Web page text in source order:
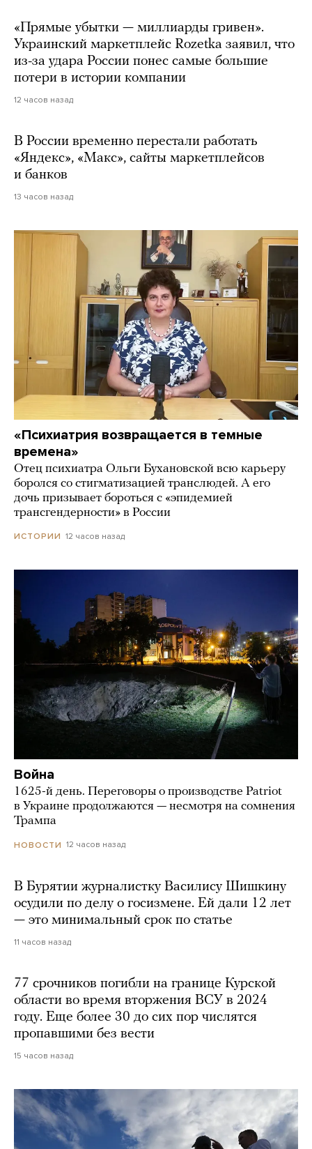
«Прямые убытки — миллиарды гривен».
Украинский маркетплейс Rozetka заявил, что
из-за удара России понес самые большие
потери в истории компании
12 часов назад
В России временно перестали работать
«Яндекс», «Макс», сайты маркетплейсов
и банков
13 часов назад
«Психиатрия возвращается в темные
времена»
Отец психиатра Ольги Бухановской всю карьеру
боролся со стигматизацией транслюдей. А его
дочь призывает бороться с «эпидемией
трансгендерности» в России
ИСТОРИИ 12 часов назад
Война
1625-й день. Переговоры о производстве Patriot
в Украине продолжаются — несмотря на сомнения
Трампа
НОВОСТИ 12 часов назад
В Бурятии журналистку Василису Шишкину
осудили по делу о госизмене. Ей дали 12 лет
— это минимальный срок по статье
11 часов назад
77 срочников погибли на границе Курской
области во время вторжения ВСУ в 2024
году. Еще более 30 до сих пор числятся
пропавшими без вести
15 часов назад